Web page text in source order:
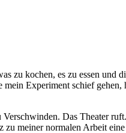
zu kochen, es zu essen
Experiment schief
Das Theater
zu meiner normalen Arbeit